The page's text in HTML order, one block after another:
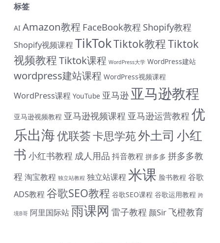
标签
AI Amazon教程 FaceBook教程 Shopify教程
Shopify视频课程 TikTokTiktok教程Tiktok
视频教程Tiktok课程 WordPress大学 WordPress建站
wordpress建站课程 WordPress视频课程
WordPress课程 YouTube 亚马逊 亚马逊教程
亚马逊视频教程 亚马逊视频课程 亚马逊运营教程 优
乐出海优联荟卡思学苑外土司 小红
书 小红书教程 成人用品 抖音教程 拼多多 拼多多教
程 淘宝教程 独立站教程 独立站课程 米课 脸书教程 谷歌
ADS教程 谷歌SEO教程 谷歌SEO课程 谷歌运用教程 跨
境B哥 阿里国际站雨课网 雷子教程 颜Sir飞橙教育